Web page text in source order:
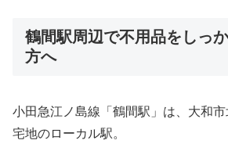
鶴間駅周辺で不用品をしっ
方へ
小田急江ノ島線「鶴間駅」は、大和
宅地のローカル駅。